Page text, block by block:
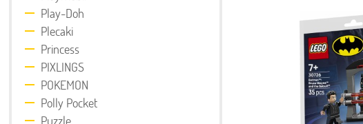
Play-Doh
Plecaki
Princess
PIXLINGS
POKEMON
Polly Pocket
Puzzle